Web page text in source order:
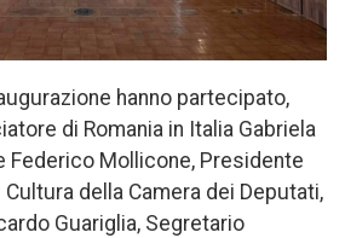
hanno partecipato,
di Romania in Italia Gabriela
Federico Mollicone, Presidente
della Camera dei Deputati,
Guariglia, Segretario